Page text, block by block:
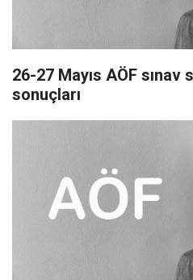
26-27 Mayıs AÖF sınav
sonuçları